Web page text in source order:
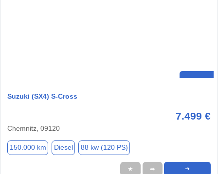
Suzuki (SX4) S-Cross
7.499 €
Chemnitz, 09120
150.000 km Diesel 88 kw (120 PS)
★ ➦ ➜